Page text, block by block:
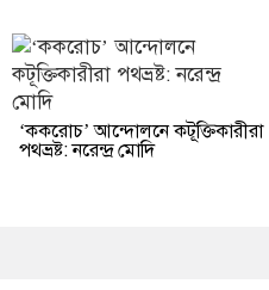
‘ককরোচ’ আন্দোলনে কটূক্তিকারীরা
পথভ্রষ্ট: নরেন্দ্র মোদি